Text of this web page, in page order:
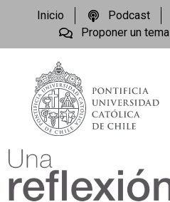
Inicio Podcast
Proponer un tema